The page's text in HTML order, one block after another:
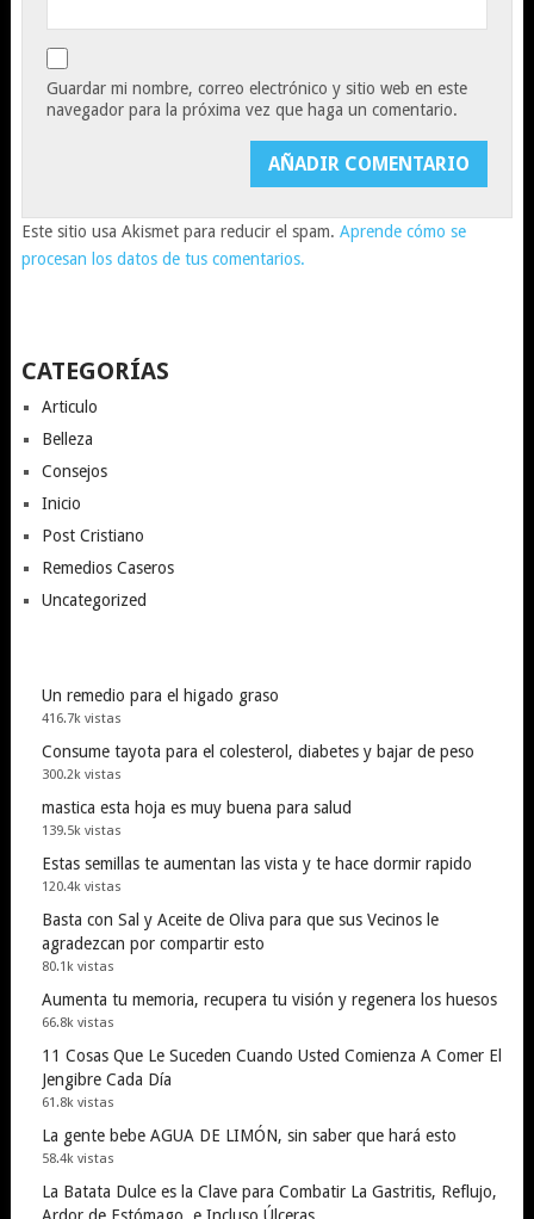
Guardar mi nombre, correo electrónico y sitio web en este
navegador para la próxima vez que haga un comentario.
Este sitio usa Akismet para reducir el spam. Aprende cómo se
procesan los datos de tus comentarios.
CATEGORÍAS
Articulo
Belleza
Consejos
Inicio
Post Cristiano
Remedios Caseros
Uncategorized
Un remedio para el higado graso
416.7k vistas
Consume tayota para el colesterol, diabetes y bajar de peso
300.2k vistas
mastica esta hoja es muy buena para salud
139.5k vistas
Estas semillas te aumentan las vista y te hace dormir rapido
120.4k vistas
Basta con Sal y Aceite de Oliva para que sus Vecinos le
agradezcan por compartir esto
80.1k vistas
Aumenta tu memoria, recupera tu visión y regenera los huesos
66.8k vistas
11 Cosas Que Le Suceden Cuando Usted Comienza A Comer El
Jengibre Cada Día
61.8k vistas
La gente bebe AGUA DE LIMÓN, sin saber que hará esto
58.4k vistas
La Batata Dulce es la Clave para Combatir La Gastritis, Reflujo,